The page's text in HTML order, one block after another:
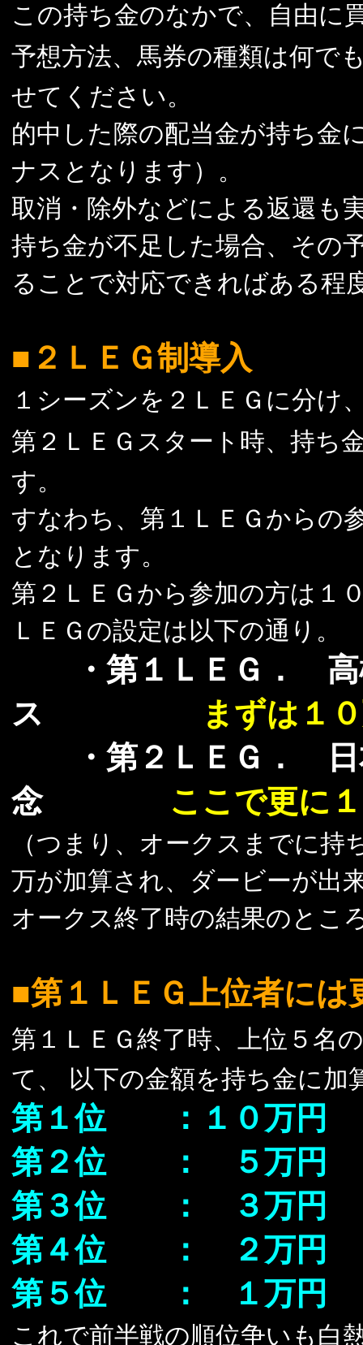
この持ち金のなかで、自由に
予想方法、馬券の種類は何で
せてください。
的中した際の配当金が持ち金
ナスとなります）。
取消・除外などによる返還も
持ち金が不足した場合、その
ることで対応できればある程
■２ＬＥＧ制導入
１シーズンを２ＬＥＧに分け
第２ＬＥＧスタート時、持ち
す。
すなわち、第１ＬＥＧからの
となります。
第２ＬＥＧから参加の方は１
ＬＥＧの設定は以下の通り。
・第１ＬＥＧ． 高
ス
まずは１
・第２ＬＥＧ． 日
念 ここで更に
（つまり、オークスまでに
万が加算され、ダービーが出
オークス終了時の結果のとこ
■第１ＬＥＧ上位者に
第１ＬＥＧ終了時、上位５名
て、 以下の金額を持ち金に加
第１位 ：１０万円
第２位 ： ５万円
第３位 ： ３万円
第４位 ： ２万円
第５位 ： １万円
これで前半戦の順位争いも白